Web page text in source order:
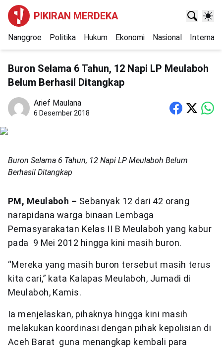
PIKIRAN MERDEKA
Nanggroe Politika Hukum Ekonomi Nasional
Buron Selama 6 Tahun, 12 Napi LP Meulaboh
Belum Berhasil Ditangkap
Arief Maulana
6 Desember 2018
Buron Selama 6 Tahun, 12 Napi LP Meulaboh Belum
Berhasil Ditangkap
PM, Meulaboh – Sebanyak 12 dari 42 orang
narapidana warga binaan Lembaga
Pemasyarakatan Kelas II B Meulaboh yang kabur
pada 9 Mei 2012 hingga kini masih buron.
“Mereka yang masih buron tersebut masih terus
kita cari,” kata Kalapas Meulaboh, Jumadi di
Meulaboh, Kamis.
Ia menjelaskan, pihaknya hingga kini masih
melakukan koordinasi dengan pihak kepolisian di
Aceh Barat guna menangkap kembali para